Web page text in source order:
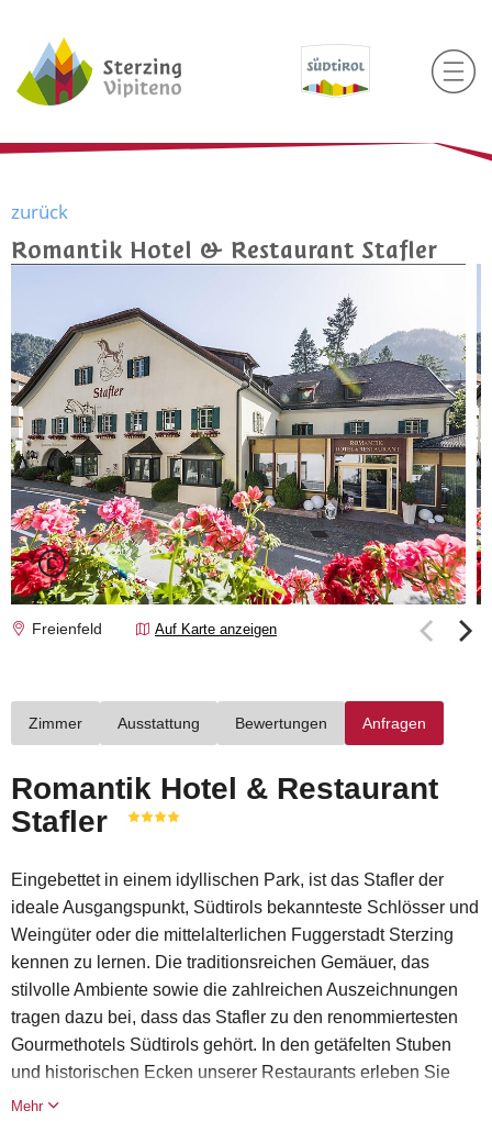
zurück
Romantik Hotel & Restaurant Stafler